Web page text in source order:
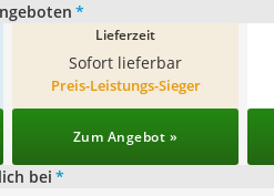
*
Lieferzeit
Sofort lieferbar
Preis-Leistungs-Sieger
Zum Angebot »
bei *